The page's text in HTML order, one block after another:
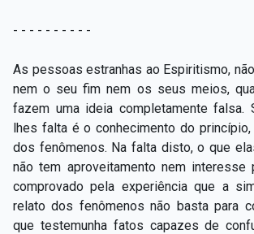
- - - - - - - - - -
As pessoas estranhas ao Espiritismo,
nem o seu fim nem os seus meios,
fazem uma ideia completamente falsa.
lhes falta é o conhecimento do
dos fenômenos. Na falta disto, o que
não tem aproveitamento nem interesse
comprovado pela experiência que a
relato dos fenômenos não basta para
que testemunha fatos capazes de